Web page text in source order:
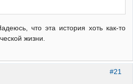
что эта история хоть как-то
жизни.
#21